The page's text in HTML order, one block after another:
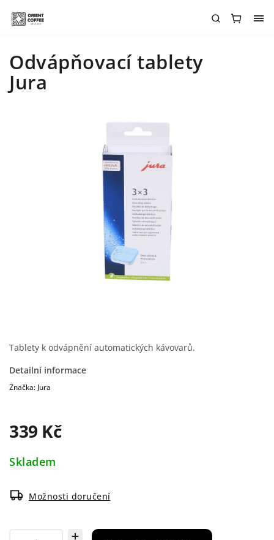
Odvápňovací tablety
Jura
Tablety k odvápnění automatických kávovarů.
Detailní informace
Značka: Jura
339 Kč
Skladem
Možnosti doručení